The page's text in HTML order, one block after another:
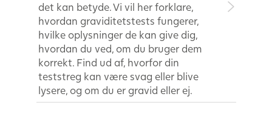
det kan betyde. Vi vil her forklare,
hvordan graviditetstests fungerer,
hvilke oplysninger de kan give dig,
hvordan du ved, om du bruger dem
korrekt. Find ud af, hvorfor din
teststreg kan være svag eller blive
lysere, og om du er gravid eller ej.